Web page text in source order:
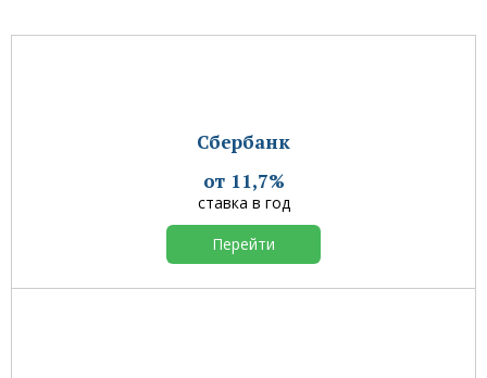
Сбербанк
от 11,7%
ставка в год
Перейти